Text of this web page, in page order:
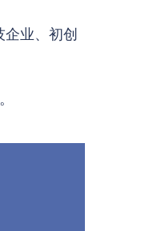
企业、初创